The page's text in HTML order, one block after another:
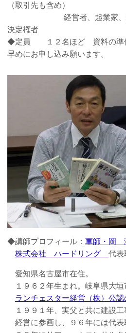
（取引先も含め）
経営者、起業家、後継
決定権者
◆定員 １２名ほど 資料の準備
早めにお申し込み願います。
◆講師プロフィール： 軍師・岡
株式会社 ハードリング 代表
愛知県名古屋市在住。
１９６２年生まれ。岐阜県大垣
ランチェスター経営（株）公
１９９１年、実父と共に建設工
経営に参画し、９６年には代表